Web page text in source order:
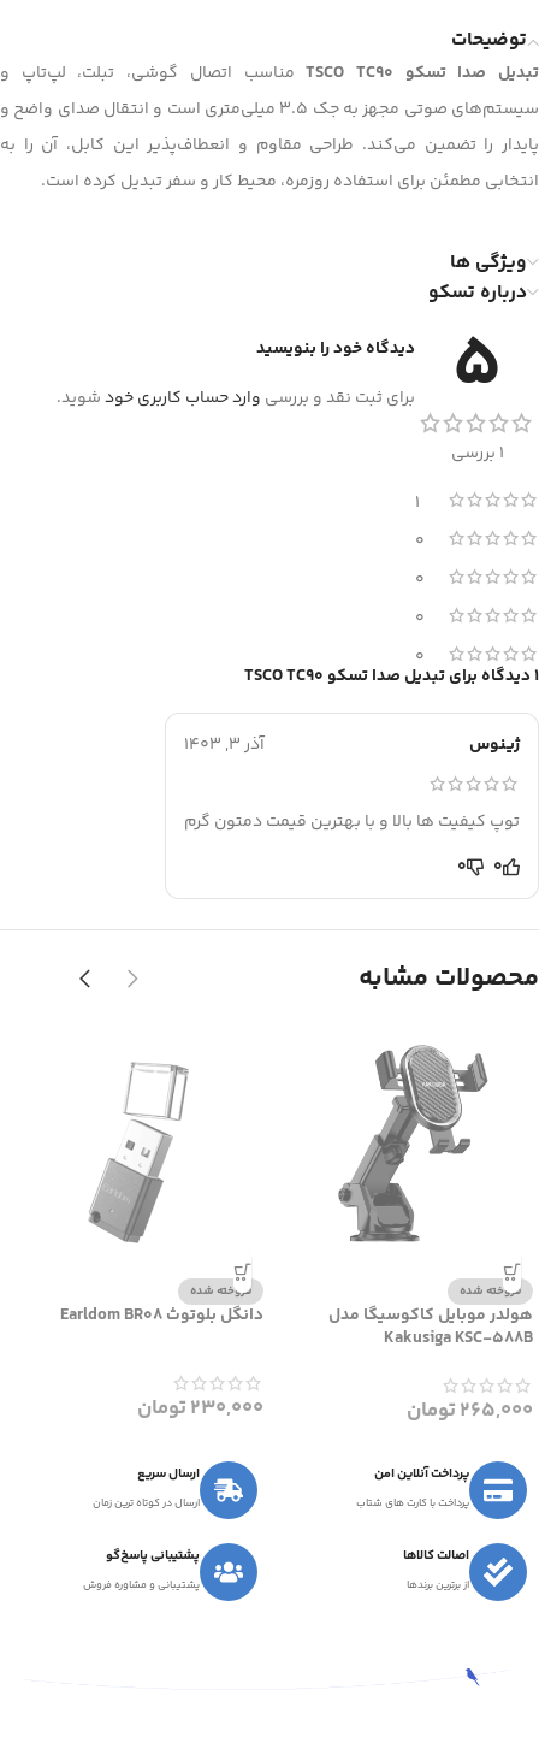
توضیحات
تبدیل صدا تسکو TSCO TC90
مناسب اتصال گوشی، تبلت، لپ‌تاپ و
سیستم‌های صوتی مجهز به جک 3.5 میلی‌متری است و انتقال صدای واضح و
پایدار را تضمین می‌کند. طراحی مقاوم و انعطاف‌پذیر این کابل، آن را به
انتخابی مطمئن برای استفاده روزمره، محیط کار و سفر تبدیل کرده است.
ویژگی ها
درباره تسکو
5
1 بررسی
1
0
0
0
0
1 دیدگاه برای تبدیل صدا تسکو TSCO TC90
ژینوس آذر 3, 1403
توپ کیفیت ها بالا و با بهترین قیمت دمتون گرم
0
0
دیدگاه خود را بنویسید
برای ثبت نقد و بررسی وارد حساب کاربری خودشوید.
محصولات مشابه
فروخته شده
هولدر موبایل کاکوسیگا مدل
Kakusiga KSC-588B
265,000تومان
فروخته شده
دانگل بلوتوث Earldom BR08
230,000تومان
پرداخت آنلاین امن
پرداخت با کارت های شتاب
ارسال سریع
ارسال در کوتاه ترین زمان
اصالت کالاها
از برترین برندها
پشتیبانی پاسخ‌گو
پشتیبانی و مشاوره فروش